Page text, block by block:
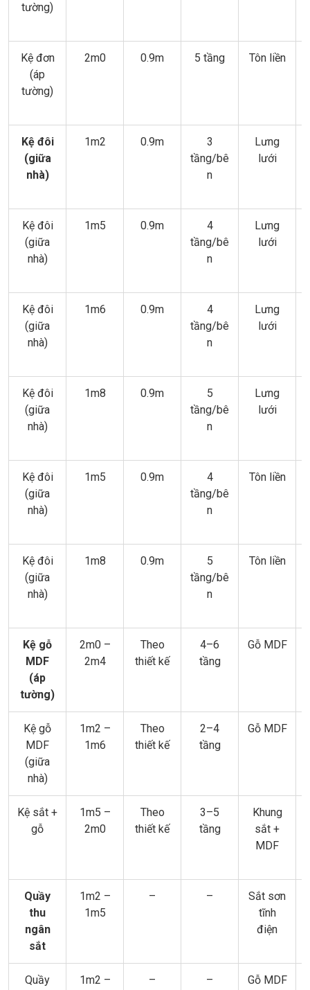
tường)
Kệ đơn
(áp
tường)
2m0 0.9m 5 tầng Tôn liền
Kệ đôi
(giữa
nhà)
1m2 0.9m
3
tầng/bê
n
Lưng
lưới
Kệ đôi
(giữa
nhà)
1m5 0.9m
4
tầng/bê
n
Lưng
lưới
Kệ đôi
(giữa
nhà)
1m6 0.9m
4
tầng/bê
n
Lưng
lưới
Kệ đôi
(giữa
nhà)
1m8 0.9m
5
tầng/bê
n
Lưng
lưới
Kệ đôi
(giữa
nhà)
1m5 0.9m
4
tầng/bê
n
Tôn liền
Kệ đôi
(giữa
nhà)
1m8 0.9m
5
tầng/bê
n
Tôn liền
Kệ gỗ
MDF
(áp
tường)
2m0 –
2m4
Theo
thiết kế
4–6
tầng
Gỗ MDF
Kệ gỗ
MDF
(giữa
nhà)
1m2 –
1m6
Theo
thiết kế
2–4
tầng
Gỗ MDF
Kệ sắt +
gỗ
1m5 –
2m0
Theo
thiết kế
3–5
tầng
Khung
sắt +
MDF
Quầy
thu
ngân
sắt
1m2 –
1m5
– –
Sắt sơn
tĩnh
điện
Quầy 1m2 – – – Gỗ MDF